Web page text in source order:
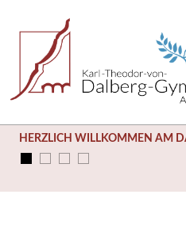
HERZLICH WILLKOMMEN AM